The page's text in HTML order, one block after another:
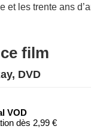
et les trente ans
film
DVD
VOD
dès 2,99 €